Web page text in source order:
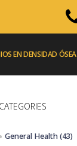
EN DENSIDAD ÓSEA
CATEGORIES
General Health(43)